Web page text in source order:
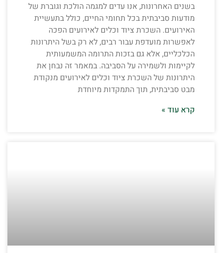
בשנים האחרונות, אנו עדים למגמה הולכת וגוברת של
מודעות סביבתית בכל תחומי החיים, כולל בתעשיית
האירועים. השכרת ציוד וכלים לאירועים הפכה
לאפשרות מועדפת עבור רבים, לא רק בשל היתרונות
הכלכליים, אלא גם בזכות התרומה המשמעותית
לקיימות ולשמירה על הסביבה. במאמר זה נבחן את
היתרונות של השכרת ציוד וכלים לאירועים מנקודת
מבט סביבתית, תוך התמקדות מיוחדת
קרא עוד »